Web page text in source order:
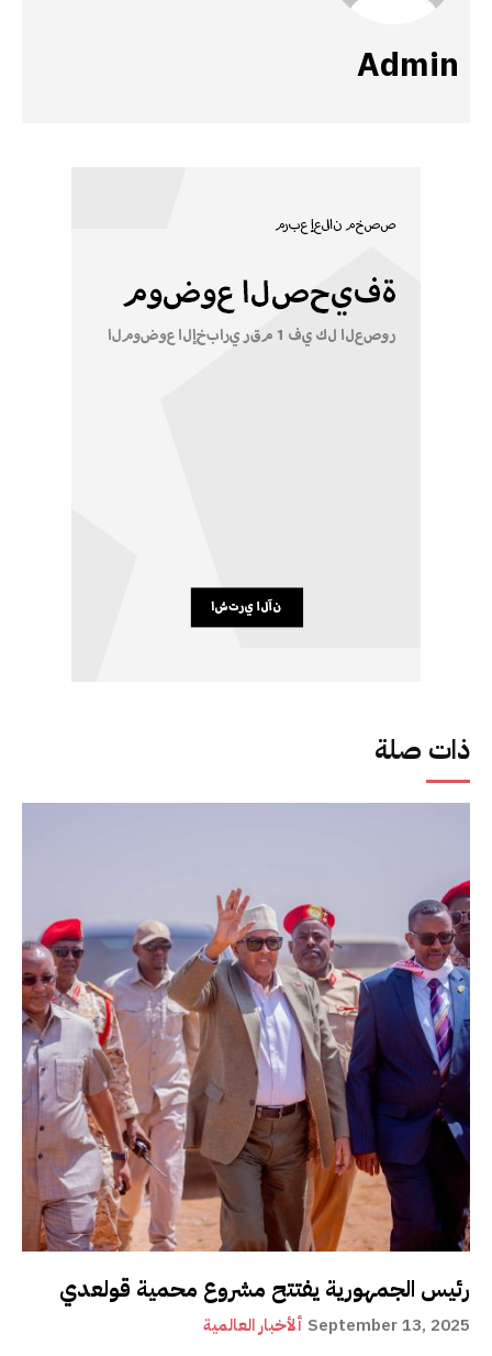
ذات صلة
رئيس الجمهورية يفتتح مشروع محمية قولعدي
ألأخبار العالمية September 13, 2025
Admin